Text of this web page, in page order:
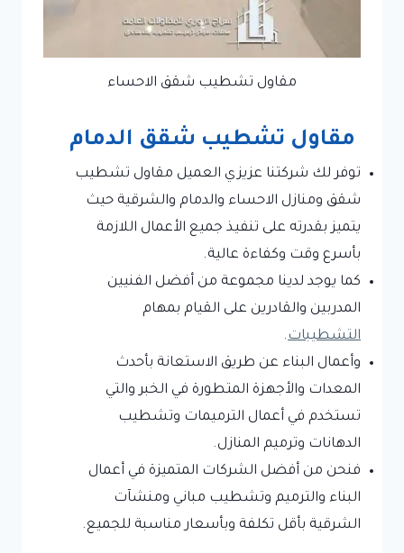
مقاول تشطيب شقق الاحساء
مقاول تشطيب شقق الدمام
توفر لك شركتنا عزيزي العميل مقاول تشطيب
شقق ومنازل الاحساء والدمام والشرقية حيث
يتميز بقدرته على تنفيذ جميع الأعمال اللازمة
بأسرع وقت وكفاءة عالية.
كما يوجد لدينا مجموعة من أفضل الفنيين
المدربين والقادرين على القيام بمهام
التشطيبات.
وأعمال البناء عن طريق الاستعانة بأحدث
المعدات والأجهزة المتطورة في الخبر والتي
تستخدم في أعمال الترميمات وتشطيب
الدهانات وترميم المنازل.
فنحن من أفضل الشركات المتميزة في أعمال
البناء والترميم وتشطيب مباني ومنشآت
الشرقية بأقل تكلفة وبأسعار مناسبة للجميع.